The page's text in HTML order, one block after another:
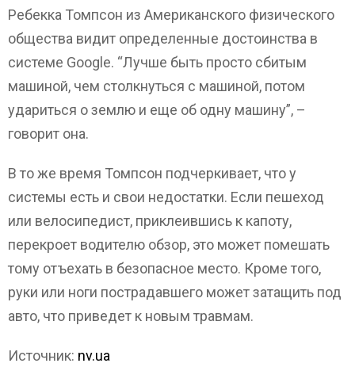
Ребекка Томпсон из Американского физического
общества видит определенные достоинства в
системе Google. “Лучше быть просто сбитым
машиной, чем столкнуться с машиной, потом
удариться о землю и еще об одну машину”, –
говорит она.
В то же время Томпсон подчеркивает, что у
системы есть и свои недостатки. Если пешеход
или велосипедист, приклеившись к капоту,
перекроет водителю обзор, это может помешать
тому отъехать в безопасное место. Кроме того,
руки или ноги пострадавшего может затащить под
авто, что приведет к новым травмам.
Источник: nv.ua